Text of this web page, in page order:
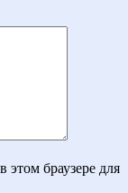
этом браузере для